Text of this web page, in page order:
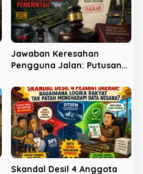
Jawaban Keresahan
Pengguna Jalan: Putusan
Pintu Masuk Gugat
Kelalaian Pemerintah
Skandal Desil 4 Anggota